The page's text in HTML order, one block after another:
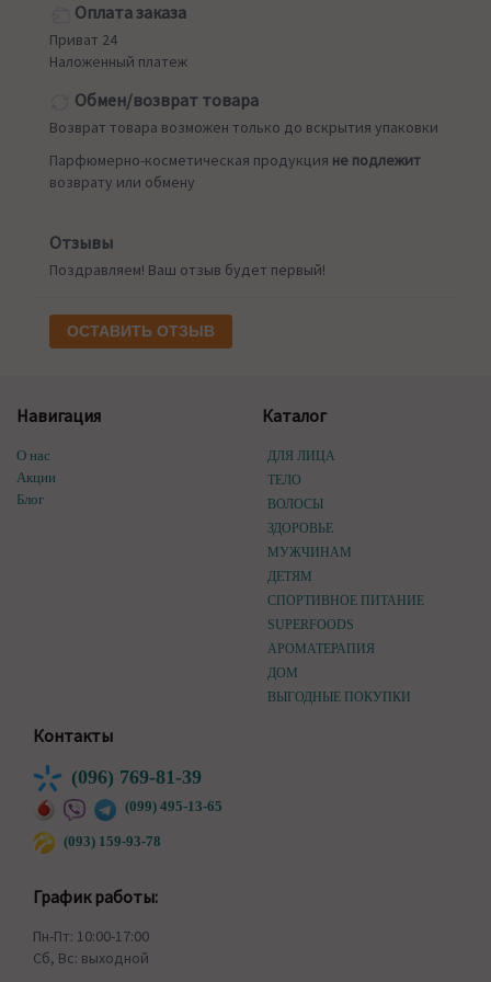
Оплата заказа
Приват 24
Наложенный платеж
Обмен/возврат товара
Возврат товара возможен только до вскрытия упаковки
Парфюмерно-косметическая продукция не подлежит
возврату или обмену
Отзывы
Поздравляем! Ваш отзыв будет первый!
ОСТАВИТЬ ОТЗЫВ
Навигация
О нас
Акции
Блог
Каталог
ДЛЯ ЛИЦА
ТЕЛО
ВОЛОСЫ
ЗДОРОВЬЕ
МУЖЧИНАМ
ДЕТЯМ
СПОРТИВНОЕ ПИТАНИЕ
SUPERFOODS
АРОМАТЕРАПИЯ
ДОМ
ВЫГОДНЫЕ ПОКУПКИ
Контакты
(096) 769-81-39
(099) 495-13-65
(093) 159-93-78
График работы:
Пн-Пт: 10:00-17:00
Сб, Вс: выходной